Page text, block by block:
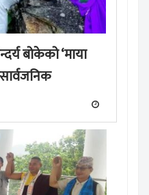
बोकेको ‘माया